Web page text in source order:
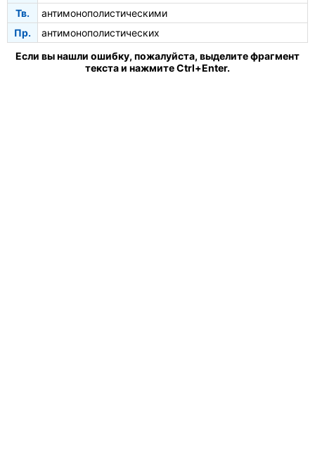
Тв.
антимонополистическими
Пр.
антимонополистических
Если вы нашли ошибку, пожалуйста, выделите фрагмент
текста и нажмите Ctrl+Enter.